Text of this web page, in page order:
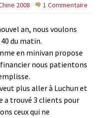
2008 1 Commentaire
an, nous voulons
du matin.
en minivan propose
nous patientons
plus aller à Luchun et
a trouvé 3 clients pour
ceux qui ne